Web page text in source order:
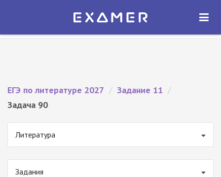
Экзамер — ЕГЭ 2027
ОТКРЫТЬ
ЕГЭ по литературе 2027 / Задание 11 /
Задача 90
Литература
Задания